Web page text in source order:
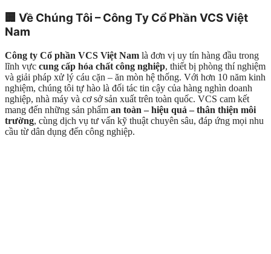
🏢 Về Chúng Tôi – Công Ty Cổ Phần VCS Việt
Nam
Công ty Cổ phần VCS Việt Nam là đơn vị uy tín hàng đầu trong
lĩnh vực cung cấp hóa chất công nghiệp, thiết bị phòng thí nghiệm
và giải pháp xử lý cáu cặn – ăn mòn hệ thống. Với hơn 10 năm kinh
nghiệm, chúng tôi tự hào là đối tác tin cậy của hàng nghìn doanh
nghiệp, nhà máy và cơ sở sản xuất trên toàn quốc. VCS cam kết
mang đến những sản phẩm an toàn – hiệu quả – thân thiện môi
trường, cùng dịch vụ tư vấn kỹ thuật chuyên sâu, đáp ứng mọi nhu
cầu từ dân dụng đến công nghiệp.